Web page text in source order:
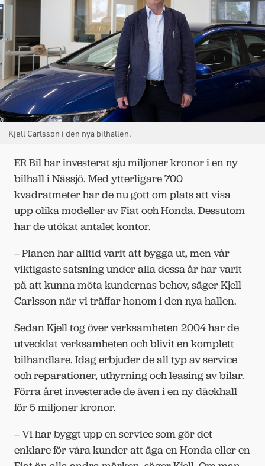
Kjell Carlsson i den nya bilhallen.
ER Bil har investerat sju miljoner kronor i en ny
bilhall i Nässjö. Med ytterligare 700
kvadratmeter har de nu gott om plats att visa
upp olika modeller av Fiat och Honda. Dessutom
har de utökat antalet kontor.
– Planen har alltid varit att bygga ut, men vår
viktigaste satsning under alla dessa år har varit
på att kunna möta kundernas behov, säger Kjell
Carlsson när vi träffar honom i den nya hallen.
Sedan Kjell tog över verksamheten 2004 har de
utvecklat verksamheten och blivit en komplett
bilhandlare. Idag erbjuder de all typ av service
och reparationer, uthyrning och leasing av bilar.
Förra året investerade de även i en ny däckhall
för 5 miljoner kronor.
– Vi har byggt upp en service som gör det
enklare för våra kunder att äga en Honda eller en